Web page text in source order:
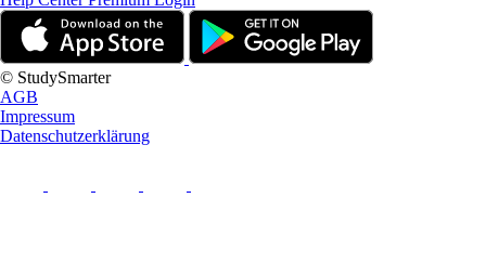
© StudySmarter
AGB
Impressum
Datenschutzerklärung